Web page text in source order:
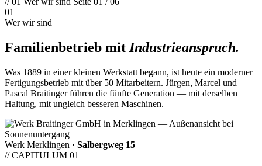
01
Wer wir sind
Familienbetrieb mit Industrieanspruch.
Was 1889 in einer kleinen Werkstatt begann, ist heute ein moderner
Fertigungsbetrieb mit über 50 Mitarbeitern. Jürgen, Marcel und
Pascal Braitinger führen die fünfte Generation — mit derselben
Haltung, mit ungleich besseren Maschinen.
Werk Merklingen · Salbergweg 15
// CAPITULUM 01